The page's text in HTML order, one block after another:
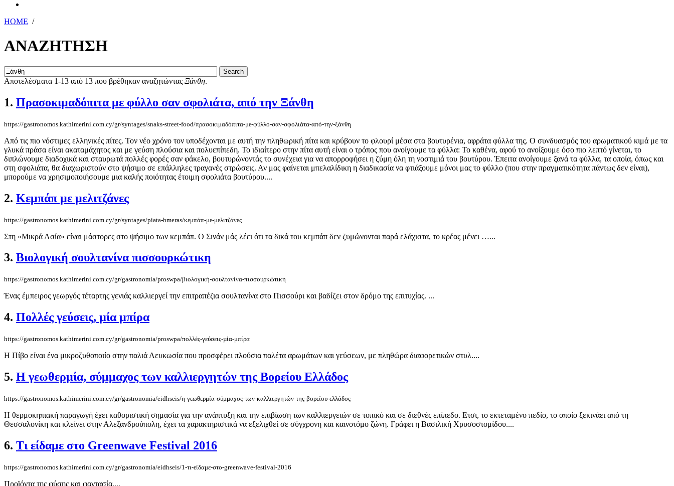
HOME /
ΑΝΑΖΗΤΗΣΗ
Αποτελέσματα 1-13 από 13 που βρέθηκαν αναζητώντας Ξάνθη.
1. Πρασοκιμαδόπιτα με φύλλο σαν σφολιάτα, από την Ξάνθη
https://gastronomos.kathimerini.com.cy/gr/syntages/snaks-street-food/πρασοκιμαδόπιτα-με-φύλλο-σαν-σφολιάτα-από-την-ξάνθη
Από τις πιο νόστιμες ελληνικές πίτες. Τον νέο χρόνο τον υποδέχονται με αυτή την πληθωρική πίτα και κρύβουν το φλουρί μέσα στα βουτυρένια, αφράτα φύλλα της. Ο συνδυασμός του αρωματικού κιμά με τα
γλυκά πράσα είναι ακαταμάχητος και με γεύση πλούσια και πολυεπίπεδη. Το ιδιαίτερο στην πίτα αυτή είναι ο τρόπος που ανοίγουμε τα φύλλα: Το καθένα, αφού το ανοίξουμε όσο πιο λεπτό γίνεται, το
διπλώνουμε διαδοχικά και σταυρωτά πολλές φορές σαν φάκελο, βουτυρώνοντάς το συνέχεια για να απορροφήσει η ζύμη όλη τη νοστιμιά του βουτύρου. Έπειτα ανοίγουμε ξανά τα φύλλα, τα οποία, όπως και
στη σφολιάτα, θα διαχωριστούν στο ψήσιμο σε επάλληλες τραγανές στρώσεις. Αν μας φαίνεται μπελαλίδικη η διαδικασία να φτιάξουμε μόνοι μας το φύλλο (που στην πραγματικότητα πάντως δεν είναι),
μπορούμε να χρησιμοποιήσουμε μια καλής ποιότητας έτοιμη σφολιάτα βουτύρου....
2. Κεμπάπ με μελιτζάνες
https://gastronomos.kathimerini.com.cy/gr/syntages/piata-hmeras/κεμπάπ-με-μελιτζάνες
Στη «Μικρά Ασία» είναι μάστορες στο ψήσιμο των κεμπάπ. Ο Σινάν μάς λέει ότι τα δικά του κεμπάπ δεν ζυμώνονται παρά ελάχιστα, το κρέας μένει …...
3. Βιολογική σουλτανίνα πισσουρκώτικη
https://gastronomos.kathimerini.com.cy/gr/gastronomia/proswpa/βιολογική-σουλτανίνα-πισσουρκώτικη
Ένας έμπειρος γεωργός τέταρτης γενιάς καλλιεργεί την επιτραπέζια σουλτανίνα στο Πισσούρι και βαδίζει στον δρόμο της επιτυχίας. ...
4. Πολλές γεύσεις, µία μπίρα
https://gastronomos.kathimerini.com.cy/gr/gastronomia/proswpa/πολλές-γεύσεις-µία-μπίρα
Η Πίβο είναι ένα μικροζυθοποιίο στην παλιά Λευκωσία που προσφέρει πλούσια παλέτα αρωμάτων και γεύσεων, με πληθώρα διαφορετικών στυλ....
5. Η γεωθερμία, σύμμαχος των καλλιεργητών της Βορείου Ελλάδος
https://gastronomos.kathimerini.com.cy/gr/gastronomia/eidhseis/η-γεωθερμία-σύμμαχος-των-καλλιεργητών-της-βορείου-ελλάδος
Η θερμοκηπιακή παραγωγή έχει καθοριστική σημασία για την ανάπτυξη και την επιβίωση των καλλιεργειών σε τοπικό και σε διεθνές επίπεδο. Ετσι, το εκτεταμένο πεδίο, το οποίο ξεκινάει από τη
Θεσσαλονίκη και κλείνει στην Αλεξανδρούπολη, έχει τα χαρακτηριστικά να εξελιχθεί σε σύγχρονη και καινοτόμο ζώνη. Γράφει η Βασιλική Χρυσοστομίδου....
6. Τι είδαμε στο Greenwave Festival 2016
https://gastronomos.kathimerini.com.cy/gr/gastronomia/eidhseis/1-τι-είδαμε-στο-greenwave-festival-2016
Προϊόντα της φύσης και φαντασία....